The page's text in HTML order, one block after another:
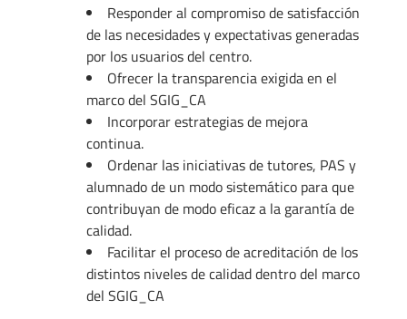
Responder al compromiso de satisfacción
de las necesidades y expectativas generadas
por los usuarios del centro.
Ofrecer la transparencia exigida en el
marco del SGIG_CA
Incorporar estrategias de mejora
continua.
Ordenar las iniciativas de tutores, PAS y
alumnado de un modo sistemático para que
contribuyan de modo eficaz a la garantía de
calidad.
Facilitar el proceso de acreditación de los
distintos niveles de calidad dentro del marco
del SGIG_CA